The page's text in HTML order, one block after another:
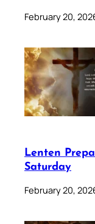
February 20,
Lenten
Saturday
February 20,